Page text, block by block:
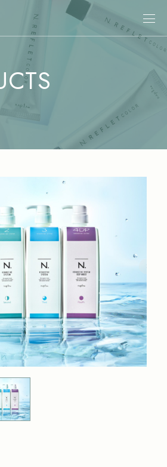
關於娜普菈
最新消息
商品情報
專業染髮
專業燙髮
居家洗護
造型系列
其他商品
美髮課程
流行趨勢
產品通路
人才招募